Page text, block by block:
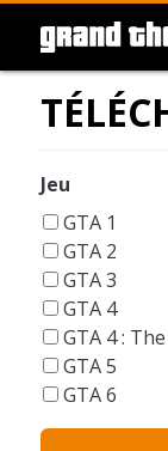
Jeu
GTA 1
GTA 2
GTA 3
GTA 4
GTA 4 :
GTA 5
GTA 6
GTA